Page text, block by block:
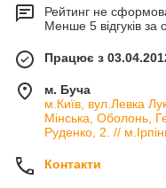
Рейтинг не
Менше 5 відгуків за
Працює з
м. Буча
м.Київ, вул.Левка
Мінська, Оболонь,
Руденко, 2. //
Контакти